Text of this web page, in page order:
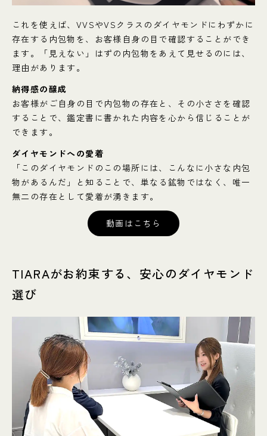
これを使えば、VVSやVSクラスのダイヤモンドにわずかに
存在する内包物を、お客様自身の目で確認することができ
ます。「見えない」はずの内包物をあえて見せるのには、
理由があります。
納得感の醸成
お客様がご自身の目で内包物の存在と、その小ささを確認
することで、鑑定書に書かれた内容を心から信じることが
できます。
ダイヤモンドへの愛着
「このダイヤモンドのこの場所には、こんなに小さな内包
物があるんだ」と知ることで、単なる鉱物ではなく、唯一
無二の存在として愛着が湧きます。
動画はこちら
TIARAがお約束する、安心のダイヤモンド
選び